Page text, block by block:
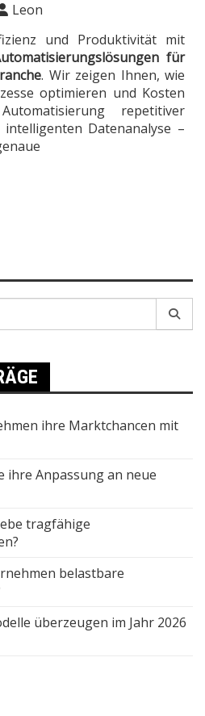
Leon
und Produktivität mit
für
. Wir zeigen Ihnen, wie
optimieren und Kosten
repetitiver
Datenanalyse –
ihre Marktchancen mit
ihre Anpassung an neue
tragfähige
belastbare
überzeugen im Jahr 2026